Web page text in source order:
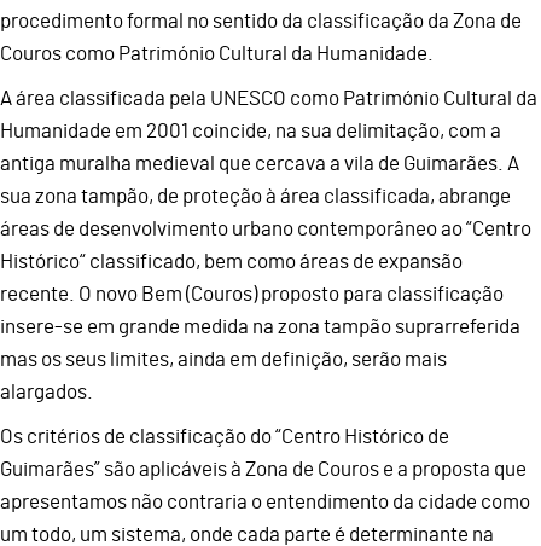
procedimento formal no sentido da classificação da Zona de
Couros como Património Cultural da Humanidade.
A área classificada pela UNESCO como Património Cultural da
Humanidade em 2001 coincide, na sua delimitação, com a
antiga muralha medieval que cercava a vila de Guimarães. A
sua zona tampão, de proteção à área classificada, abrange
áreas de desenvolvimento urbano contemporâneo ao “Centro
Histórico“ classificado, bem como áreas de expansão
recente. O novo Bem (Couros) proposto para classificação
insere-se em grande medida na zona tampão suprarreferida
mas os seus limites, ainda em definição, serão mais
alargados.
Os critérios de classificação do “Centro Histórico de
Guimarães” são aplicáveis à Zona de Couros e a proposta que
apresentamos não contraria o entendimento da cidade como
um todo, um sistema, onde cada parte é determinante na